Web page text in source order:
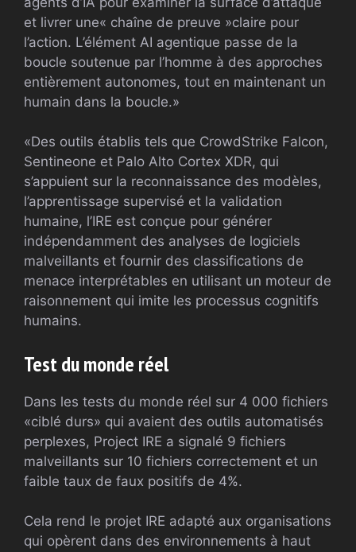
et livrer une« chaîne de preuve »claire pour
l’action. L’élément AI agentique passe de la
boucle soutenue par l’homme à des approches
entièrement autonomes, tout en maintenant un
humain dans la boucle.»
«Des outils établis tels que CrowdStrike Falcon,
Sentineone et Palo Alto Cortex XDR, qui
s’appuient sur la reconnaissance des modèles,
l’apprentissage supervisé et la validation
humaine, l’IRE est conçue pour générer
indépendamment des analyses de logiciels
malveillants et fournir des classifications de
menace interprétables en utilisant un moteur de
raisonnement qui imite les processus cognitifs
humains.
Test du monde réel
Dans les tests du monde réel sur 4 000 fichiers
«ciblé durs» qui avaient des outils automatisés
perplexes, Project IRE a signalé 9 fichiers
malveillants sur 10 fichiers correctement et un
faible taux de faux positifs de 4%.
Cela rend le projet IRE adapté aux organisations
qui opèrent dans des environnements à haut